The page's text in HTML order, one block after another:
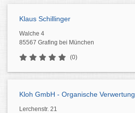
Klaus Schillinger
Walche 4
85567 Grafing bei München
(0)
Kloh GmbH - Organische Verwertung
Lerchenstr. 21